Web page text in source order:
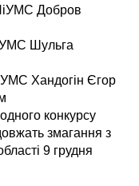
Добров
Шульга
Хандогін Єгор
конкурсу
змагання з
9 грудня